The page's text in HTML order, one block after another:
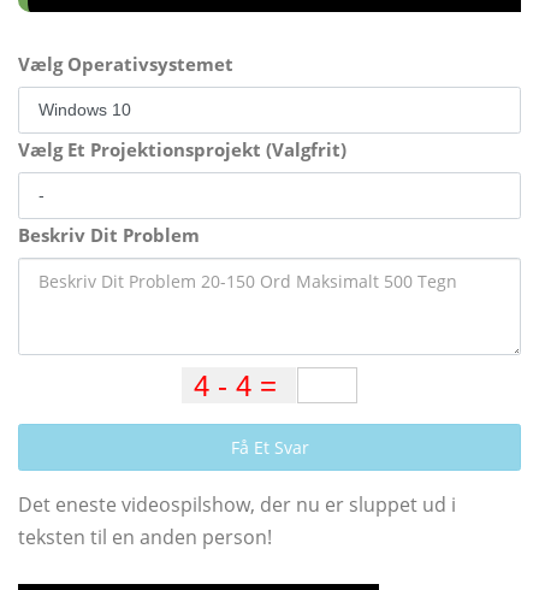
Vælg Operativsystemet
Vælg Et Projektionsprojekt (Valgfrit)
Beskriv Dit Problem
Få Et Svar
Det eneste videospilshow, der nu er sluppet ud i
teksten til en anden person!